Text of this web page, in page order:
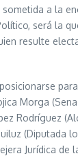
a la
será la
resulte
Morga
Rodríguez
(Diputada
Jurídica de